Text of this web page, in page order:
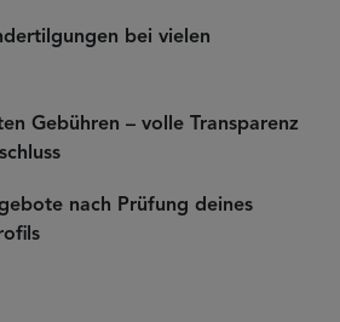
bei vielen
Gebühren – volle Transparenz
nach Prüfung deines